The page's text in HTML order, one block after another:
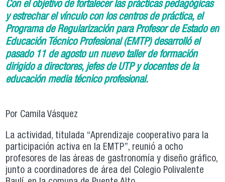
Con el objetivo de fortalecer las prácticas pedagógicas
y estrechar el vínculo con los centros de práctica, el
Programa de Regularización para Profesor de Estado en
Educación Técnico Profesional (EMTP) desarrolló el
pasado 11 de agosto un nuevo taller de formación
dirigido a directores, jefes de UTP y docentes de la
educación media técnico profesional.
Por Camila Vásquez
La actividad, titulada “Aprendizaje cooperativo para la
participación activa en la EMTP”, reunió a ocho
profesores de las áreas de gastronomía y diseño gráfico,
junto a coordinadores de área del Colegio Polivalente